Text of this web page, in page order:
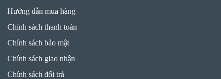
Hướng dẫn mua hàng
Chính sách thanh toán
Chính sách bảo mật
Chính sách giao nhận
Chính sách đổi trả